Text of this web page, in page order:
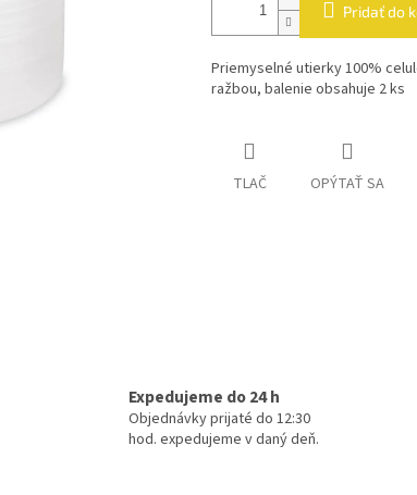
Pridať do
Priemyselné utierky 100%
ražbou, balenie obsahuje 2 ks
TLAČ OPÝTAŤ SA
Expedujeme do 24 h
Objednávky prijaté do 12:30
hod. expedujeme v daný deň.